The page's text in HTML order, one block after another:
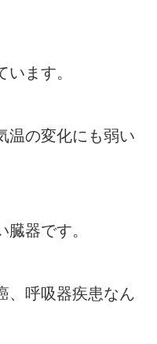
ます。
温の変化にも弱い
器です。
、呼吸器疾患なん